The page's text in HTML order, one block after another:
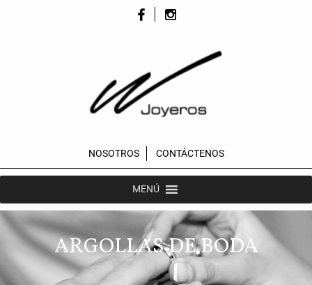
NOSOTROS CONTÁCTENOS
MENÚ
ARGOLLAS DE BODA